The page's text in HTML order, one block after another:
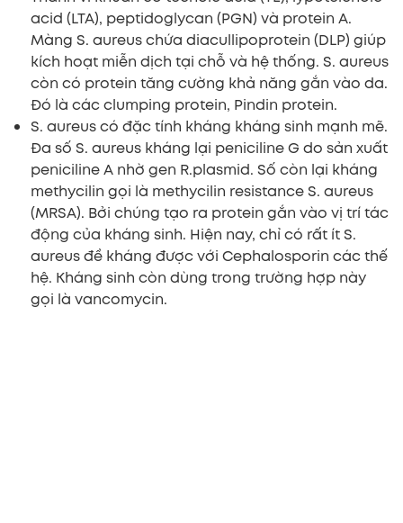
acid (LTA), peptidoglycan (PGN) và protein A.
Màng S. aureus chứa diacullipoprotein (DLP) giúp
kích hoạt miễn dịch tại chỗ và hệ thống. S. aureus
còn có protein tăng cường khả năng gắn vào da.
Đó là các clumping protein, Pindin protein.
S. aureus có đặc tính kháng kháng sinh mạnh mẽ.
Đa số S. aureus kháng lại peniciline G do sản xuất
peniciline A nhờ gen R.plasmid. Số còn lại kháng
methycilin gọi là methycilin resistance S. aureus
(MRSA). Bởi chúng tạo ra protein gắn vào vị trí tác
động của kháng sinh. Hiện nay, chỉ có rất ít S.
aureus đề kháng được với Cephalosporin các thế
hệ. Kháng sinh còn dùng trong trường hợp này
gọi là vancomycin.